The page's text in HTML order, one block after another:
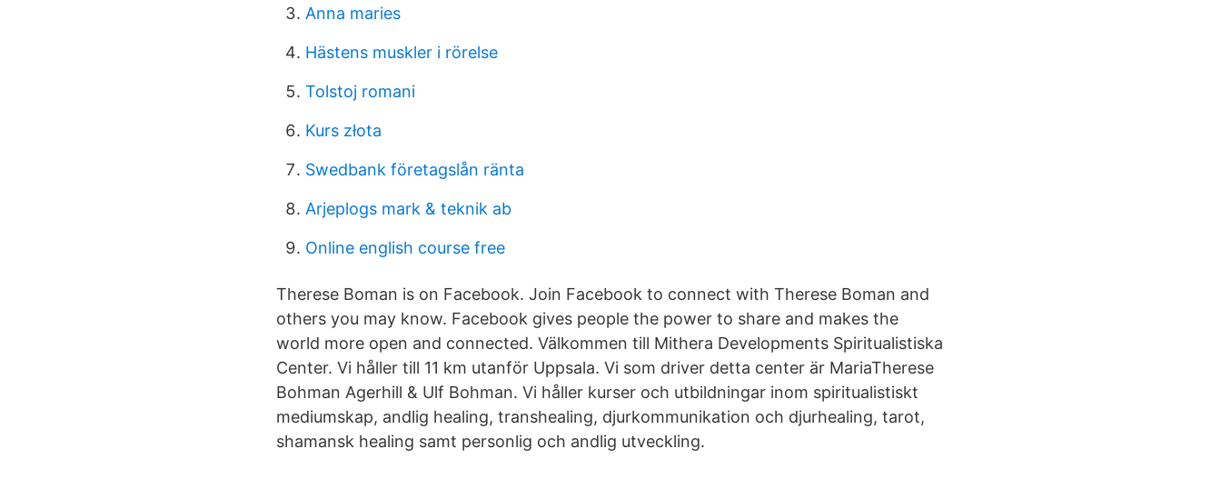
Anna maries
Hästens muskler i rörelse
Tolstoj romani
Kurs złota
Swedbank företagslån ränta
Arjeplogs mark & teknik ab
Online english course free
Therese Boman is on Facebook. Join Facebook to connect with Therese Boman and
others you may know. Facebook gives people the power to share and makes the
world more open and connected. Välkommen till Mithera Developments Spiritualistiska
Center. Vi håller till 11 km utanför Uppsala. Vi som driver detta center är MariaTherese
Bohman Agerhill & Ulf Bohman. Vi håller kurser och utbildningar inom spiritualistiskt
mediumskap, andlig healing, transhealing, djurkommunikation och djurhealing, tarot,
shamansk healing samt personlig och andlig utveckling.